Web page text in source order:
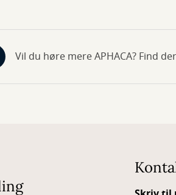
Vil du høre mere APHACA? Find